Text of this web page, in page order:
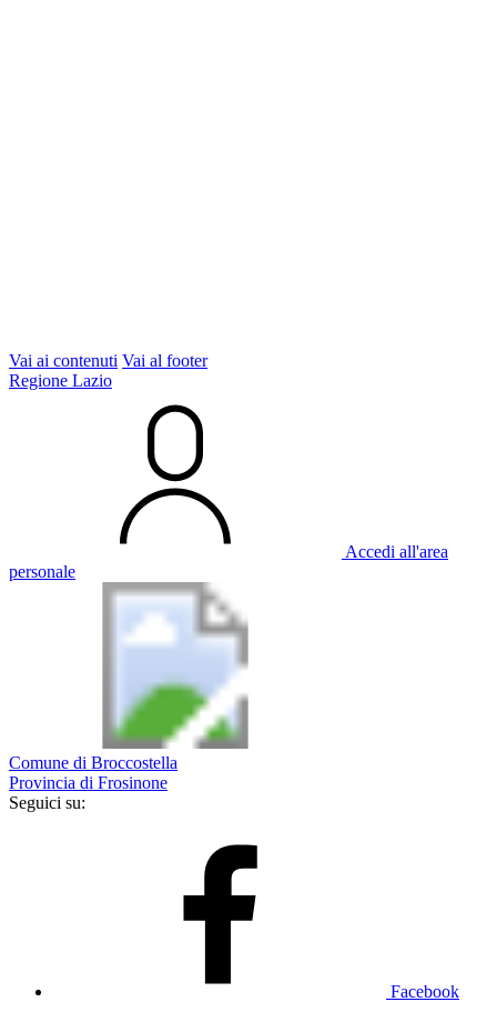
Vai ai contenuti Vai al footer
Regione Lazio
Accedi all'area
personale
Comune di Broccostella
Provincia di Frosinone
Seguici su:
Facebook